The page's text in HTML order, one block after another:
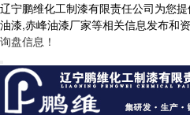
辽宁鹏维化工制漆有限责任公司为您
油漆,赤峰油漆厂家等相关信息发布和
询盘信息！